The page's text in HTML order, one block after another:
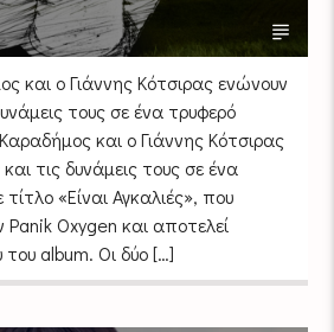
και ο Γιάννης Κότσιρας ενώνουν
τους σε ένα τρυφερό
και ο Γιάννης Κότσιρας
τις δυνάμεις τους σε ένα
«Είναι Αγκαλιές», που
Panik Oxygen και αποτελεί
του album. Οι δύο […]